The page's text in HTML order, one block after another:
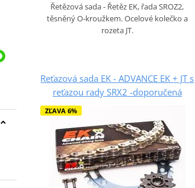
Řetězová sada - Řetěz EK, řada SROZ2,
těsněný O-kroužkem. Ocelové kolečko a
rozeta JT.
Reťazová sada EK - ADVANCE EK + JT s
reťazou rady SRX2 -doporučená
ZĽAVA 6%